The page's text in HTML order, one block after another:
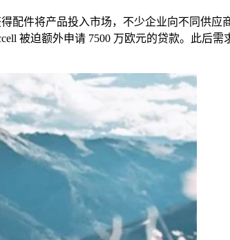
配件将产品投入市场，不少企业向不同供应
被迫额外申请 7500 万欧元的贷款。此后需